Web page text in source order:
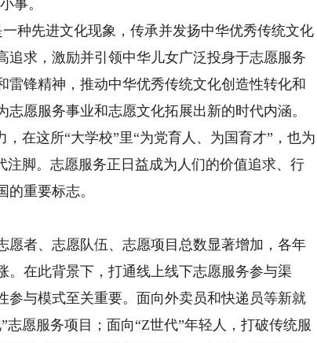
事。
种先进文化现象，传承并发扬中华优秀传统文化
求，激励并引领中华儿女广泛投身于志愿服务
锋精神，推动中华优秀传统文化创造性转化和
愿服务事业和志愿文化拓展出新的时代内涵。
在这所“大学校”里“为党育人、为国育才”，也为
脚。志愿服务正日益成为人们的价值追求、行
重要标志。
愿者、志愿队伍、志愿项目总数显著增加，各年
。在此背景下，打通线上线下志愿服务参与渠
与模式至关重要。面向外卖员和快递员等新就
愿服务项目；面向“Z世代”年轻人，打破传统服